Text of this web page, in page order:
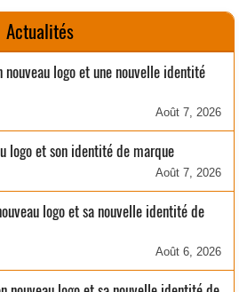
Actualités
nouveau logo et une nouvelle identité
Août 7, 2026
logo et son identité de marque
Août 7, 2026
logo et sa nouvelle identité de
Août 6, 2026